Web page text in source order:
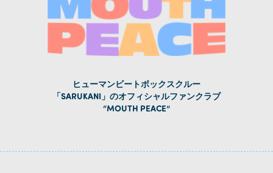
ヒューマンビートボックスクルー
「SARUKANI」のオフィシャルファンクラブ
“MOUTH PEACE”